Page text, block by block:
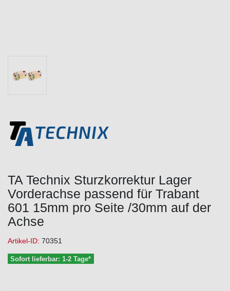
TA Technix Sturzkorrektur Lager
Vorderachse passend für Trabant
601 15mm pro Seite /30mm auf der
Achse
Artikel-ID: 70351
Sofort lieferbar: 1-2 Tage*